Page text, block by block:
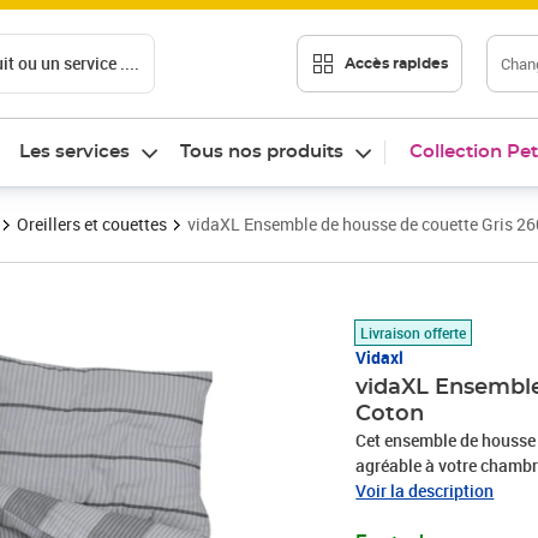
ou un service .... Accès rapides
Les services Tous nos produits Collection
Oreillers et couettes vidaXL Ensemble de housse de couette Gris
Livraison offerte
Vidaxl
vidaXL
Coton
Cet ensemble de
agréable à votre
fait de 100 % coton, un
Voir la description
Prix 31,22€